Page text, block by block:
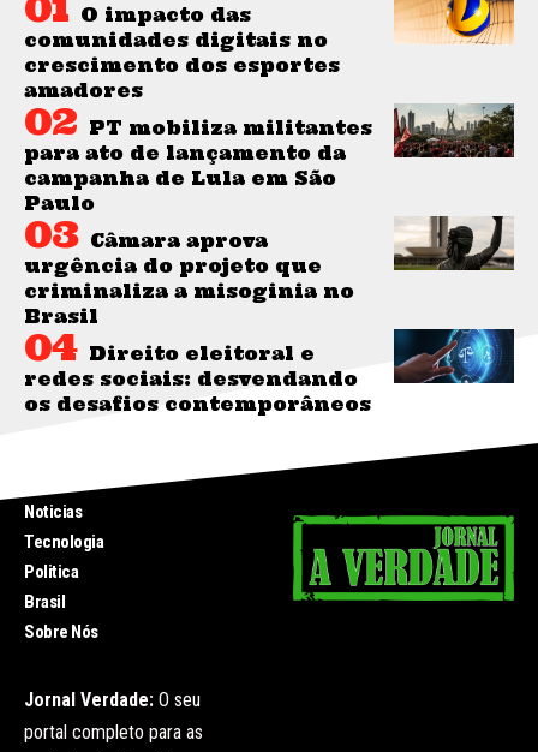
O impacto das
comunidades digitais no
crescimento dos esportes
amadores
PT mobiliza militantes
para ato de lançamento da
campanha de Lula em São
Paulo
Câmara aprova
urgência do projeto que
criminaliza a misoginia no
Brasil
Direito eleitoral e
redes sociais: desvendando
os desafios contemporâneos
Noticias
Tecnologia
Politica
Brasil
Sobre Nós
Jornal Verdade: O seu
portal completo para as